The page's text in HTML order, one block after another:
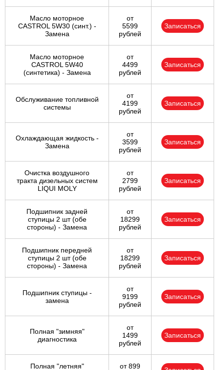
Масло моторное
CASTROL 5W30 (синт.) -
Замена
от
5599
рублей
Записаться
Масло моторное
CASTROL 5W40
(синтетика) - Замена
от
4499
рублей
Записаться
Обслуживание топливной
системы
от
4199
рублей
Записаться
Охлаждающая жидкость -
Замена
от
3599
рублей
Записаться
Очистка воздушного
тракта дизельных систем
LIQUI MOLY
от
2799
рублей
Записаться
Подшипник задней
ступицы 2 шт (обе
стороны) - Замена
от
18299
рублей
Записаться
Подшипник передней
ступицы 2 шт (обе
стороны) - Замена
от
18299
рублей
Записаться
Подшипник ступицы -
замена
от
9199
рублей
Записаться
Полная "зимняя"
диагностика
от
1499
рублей
Записаться
Полная "летняя" от 899